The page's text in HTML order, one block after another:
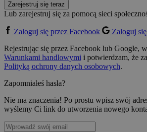
Zarejestruj się teraz
Lub zarejestruj się za pomocą sieci
Zaloguj się przez Facebook
Zaloguj
Rejestrując się przez Facebook lub Google,
Warunkami handlowymi i potwierdzam, że
Polityką ochrony danych osobowych.
Zapomniałeś hasła?
Nie ma znaczenia! Po prostu wpisz swój
wyślemy Ci link do utworzenia nowego